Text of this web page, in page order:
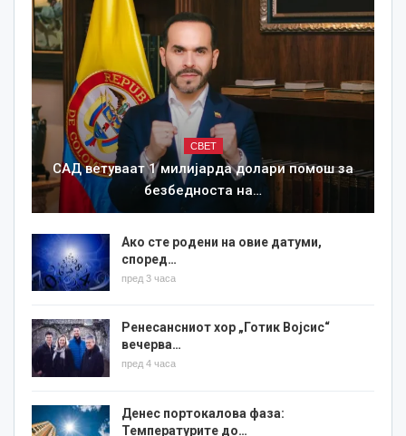
СВЕТ
САД ветуваат 1 милијарда долари помош за
безбедноста на…
Ако сте родени на овие датуми,
според…
пред 3 часа
Ренесансниот хор „Готик Војсис“
вечерва…
пред 4 часа
Денес портокалова фаза:
Температурите до…